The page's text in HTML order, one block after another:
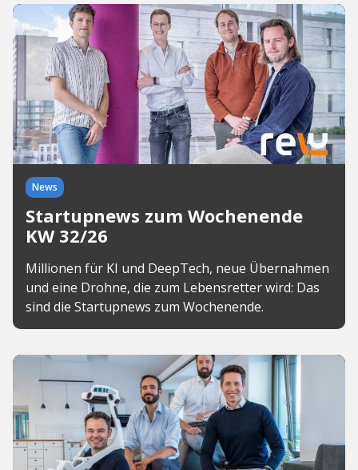
News
Startupnews zum Wochenende
KW 32/26
Millionen für KI und DeepTech, neue Übernahmen
und eine Drohne, die zum Lebensretter wird: Das
sind die Startupnews zum Wochenende.